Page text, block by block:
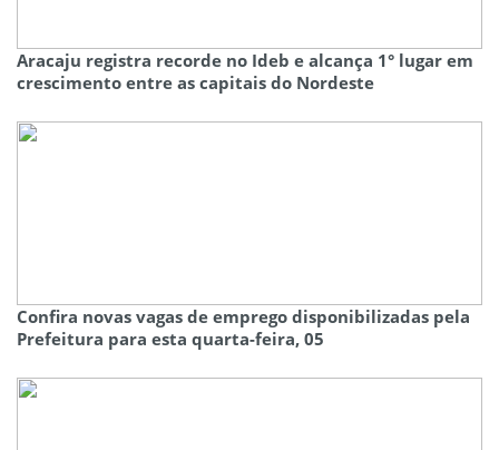
Aracaju registra recorde no Ideb e alcança 1° lugar em
crescimento entre as capitais do Nordeste
Confira novas vagas de emprego disponibilizadas pela
Prefeitura para esta quarta-feira, 05